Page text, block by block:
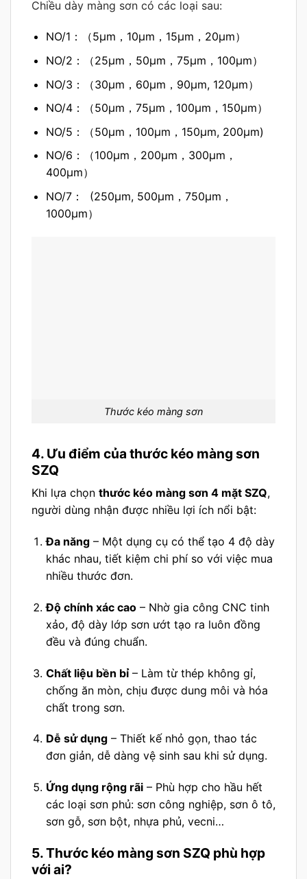
Chiều dày màng sơn có các loại sau:
NO/1：（5μm，10μm，15μm，20μm）
NO/2：（25μm，50μm，75μm，100μm）
NO/3：（30μm，60μm，90μm, 120μm）
NO/4：（50μm，75μm，100μm，150μm）
NO/5：（50μm，100μm，150μm, 200μm)
NO/6：（100μm，200μm，300μm，
400μm）
NO/7： (250μm, 500μm，750μm，
1000μm）
Thước kéo màng sơn
4. Ưu điểm của thước kéo màng sơn
SZQ
Khi lựa chọn thước kéo màng sơn 4 mặt SZQ,
người dùng nhận được nhiều lợi ích nổi bật:
Đa năng– Một dụng cụ có thể tạo 4 độ dày
khác nhau, tiết kiệm chi phí so với việc mua
nhiều thước đơn.
Độ chính xác cao– Nhờ gia công CNC tinh
xảo, độ dày lớp sơn ướt tạo ra luôn đồng
đều và đúng chuẩn.
Chất liệu bền bỉ– Làm từ thép không gỉ,
chống ăn mòn, chịu được dung môi và hóa
chất trong sơn.
Dễ sử dụng– Thiết kế nhỏ gọn, thao tác
đơn giản, dễ dàng vệ sinh sau khi sử dụng.
Ứng dụng rộng rãi– Phù hợp cho hầu hết
các loại sơn phủ: sơn công nghiệp, sơn ô tô,
sơn gỗ, sơn bột, nhựa phủ, vecni…
5. Thước kéo màng sơn SZQ phù hợp
với ai?